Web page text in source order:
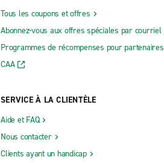
Tous les coupons et offres
Abonnez-vous aux offres spéciales par courriel
Programmes de récompenses pour partenaires
CAA
SERVICE À LA CLIENTÈLE
Aide et FAQ
Nous contacter
Clients ayant un handicap